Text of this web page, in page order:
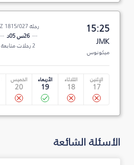
15:25
JMK
ميكونوس
رحلة FZ 1815/027
26س 05د
2 رحلات متابعة
الإثنين
17
الثلاثاء
18
الأربعاء
19
الخميس
20
الأسئلة الشائعة